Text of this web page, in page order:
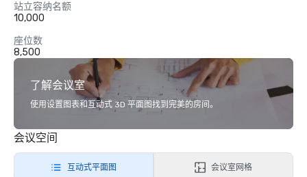
站立容纳名额
10,000
座位数
8,500
了解会议室
使用设置图表和互动式 3D 平面图找到完美的房间。
会议空间
互动式平面图 会议室网格